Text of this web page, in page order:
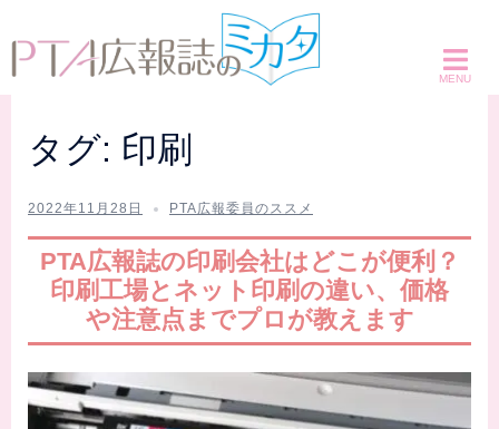
ン
ン
タグ: 印刷
2022年11月28日 PTA広報委員のススメ
PTA広報誌の印刷会社はどこが便利？
印刷工場とネット印刷の違い、価格
や注意点までプロが教えます